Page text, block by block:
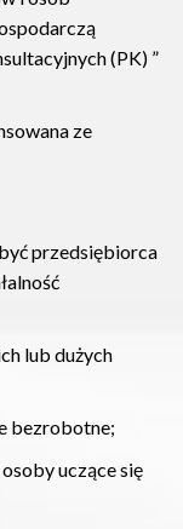
(PK) ”
ze
przedsiębiorca
lub dużych
bezrobotne;
uczące się